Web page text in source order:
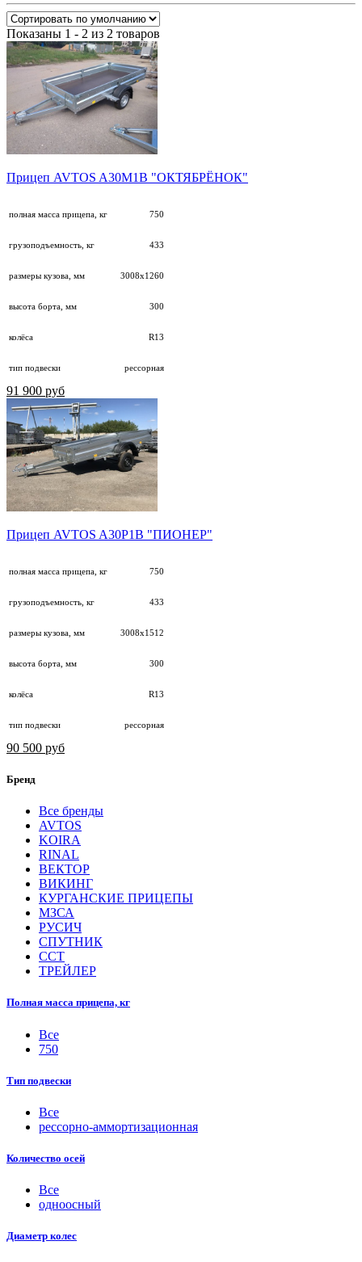
Показаны 1 - 2 из 2 товаров
Прицеп AVTOS A30М1B "ОКТЯБРЁНОК"
полная масса прицепа, кг 750
грузоподъемность, кг 433
размеры кузова, мм 3008х1260
высота борта, мм 300
колёса R13
тип подвески рессорная
91 900 руб
Прицеп AVTOS A30P1B "ПИОНЕР"
полная масса прицепа, кг 750
грузоподъемность, кг 433
размеры кузова, мм 3008х1512
высота борта, мм 300
колёса R13
тип подвески рессорная
90 500 руб
Бренд
Все бренды
AVTOS
KOIRA
RINAL
ВЕКТОР
ВИКИНГ
КУРГАНСКИЕ ПРИЦЕПЫ
МЗСА
РУСИЧ
СПУТНИК
ССТ
ТРЕЙЛЕР
Полная масса прицепа, кг
Все
750
Тип подвески
Все
рессорно-аммортизационная
Количество осей
Все
одноосный
Диаметр колес